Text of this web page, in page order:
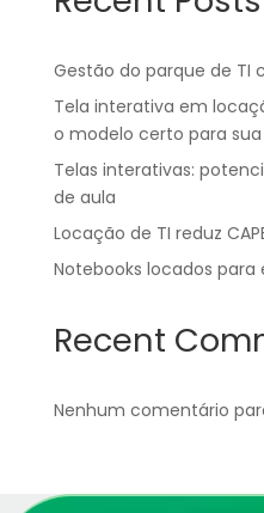
Gestão do parque de TI
Tela interativa em
o modelo certo para
Telas interativas:
de aula
Locação de TI reduz
Notebooks locados para
Recent
Nenhum comentário